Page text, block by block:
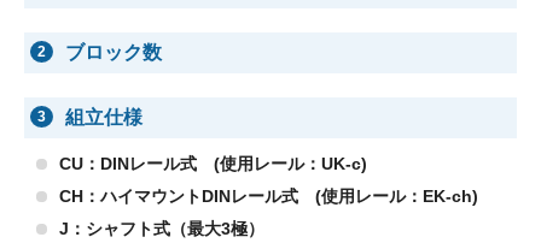
2 ブロック数
3 組立仕様
CU：DINレール式 (使用レール：UK-c)
CH：ハイマウントDINレール式 (使用レール：EK-ch)
J：シャフト式（最大3極）